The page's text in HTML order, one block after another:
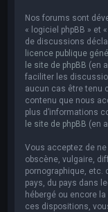
Nos forums sont
« logiciel phpBB » et
de discussions
licence publique
le site de phpBB (en
faciliter les
aucun cas être tenu
contenu que nous
plus d’informations
le site de phpBB (en
Vous acceptez de
obscène, vulgaire,
pornographique,
pays, du pays dans
hébergé ou encore
ces dispositions,